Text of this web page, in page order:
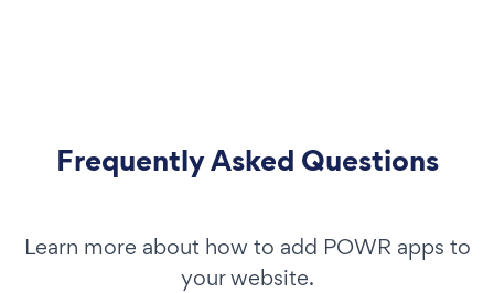
Frequently Asked Questions
Learn more about how to add POWR apps to
your website.